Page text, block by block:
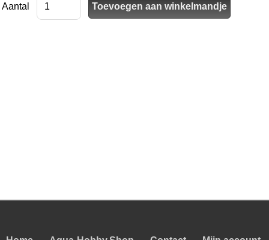
Aantal